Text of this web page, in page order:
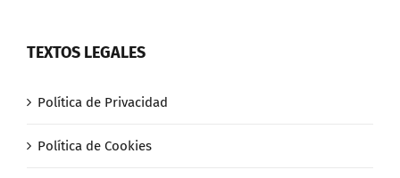
TEXTOS LEGALES
Política de Privacidad
Política de Cookies